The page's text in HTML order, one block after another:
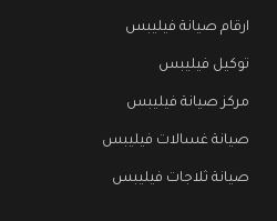
ارقام صيانة فيليبس
توكيل فيليبس
مركز صيانة فيليبس
صيانة غسالات فيليبس
صيانة ثلاجات فيليبس